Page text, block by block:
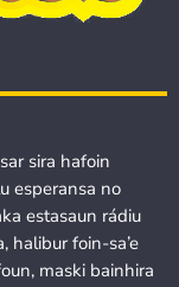
sira hafoin
esperansa no
estasaun rádiu
halibur foin-sa’e
maski bainhira